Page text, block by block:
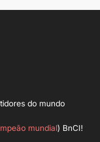
do mundo
mundial) BnCI!